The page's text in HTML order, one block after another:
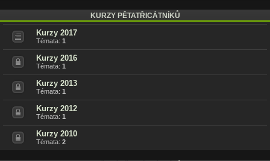
KURZY PĚTATŘICÁTNÍKŮ
Kurzy 2017
Témata: 1
Kurzy 2016
Témata: 1
Kurzy 2013
Témata: 1
Kurzy 2012
Témata: 1
Kurzy 2010
Témata: 2